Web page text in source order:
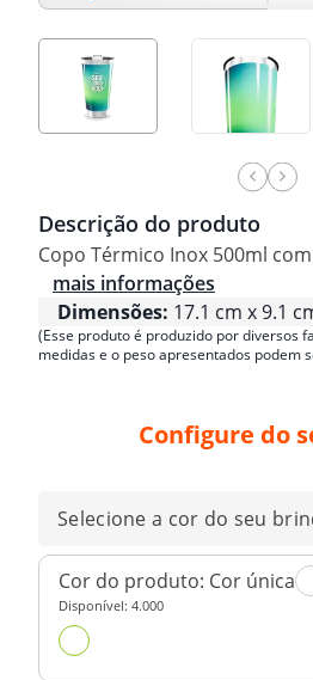
Descrição do produto
Copo Térmico Inox 500ml
mais informações
Dimensões: 17.1 cm x 9.1
(Esse produto é produzido por diversos
medidas e o peso apresentados podem
Configure do
Selecione a cor do seu
Cor do produto: Cor única
Disponível: 4.000